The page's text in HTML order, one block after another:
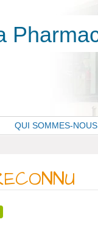
QUI SOMMES-NOUS